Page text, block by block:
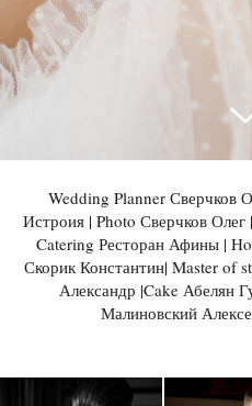
Wedding Planner Сверчков
Истроия | Photo Сверчков
Catering Ресторан Афины |
Скорик Константин| Master of
Александр |Cake Абелян
Малиновский